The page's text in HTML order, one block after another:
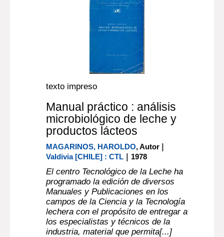
texto impreso
Manual práctico : análisis
microbiológico de leche y
productos lácteos
MAGARINOS, HAROLDO, Autor |
Valdivia [CHILE] : CTL | 1978
El centro Tecnológico de la Leche ha
programado la edición de diversos
Manuales y Publicaciones en los
campos de la Ciencia y la Tecnología
lechera con el propósito de entregar a
los especialistas y técnicos de la
industria, material que permita[...]